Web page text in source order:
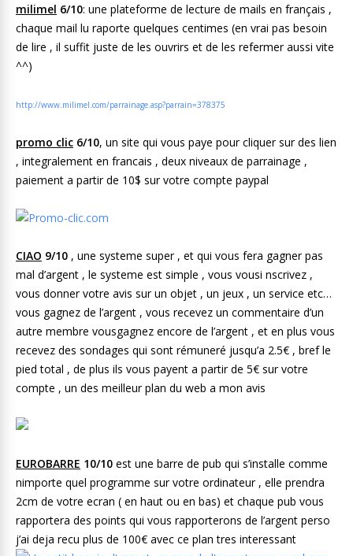
milimel 6/10: une plateforme de lecture de mails en français ,
chaque mail lu raporte quelques centimes (en vrai pas besoin
de lire , il suffit juste de les ouvrirs et de les refermer aussi vite
^^)
http://www.milimel.com/parrainage.asp?parrain=378375
promo clic 6/10, un site qui vous paye pour cliquer sur des lien
, integralement en francais , deux niveaux de parrainage ,
paiement a partir de 10$ sur votre compte paypal
CIAO 9/10 , une systeme super , et qui vous fera gagner pas
mal d’argent , le systeme est simple , vous vousi nscrivez ,
vous donner votre avis sur un objet , un jeux , un service etc…
vous gagnez de l’argent , vous recevez un commentaire d’un
autre membre vousgagnez encore de l’argent , et en plus vous
recevez des sondages qui sont rémuneré jusqu’a 2.5€ , bref le
pied total , de plus ils vous payent a partir de 5€ sur votre
compte , un des meilleur plan du web a mon avis
EUROBARRE 10/10 est une barre de pub qui s’installe comme
nimporte quel programme sur votre ordinateur , elle prendra
2cm de votre ecran ( en haut ou en bas) et chaque pub vous
rapportera des points qui vous rapporterons de l’argent perso
j’ai deja recu plus de 100€ avec ce plan tres interessant